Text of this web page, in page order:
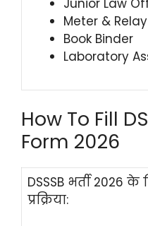
Junior Law
Meter &
Book Binder
Laboratory
How To Fill
Form 2026
DSSSB भर्ती
प्रक्रिया: